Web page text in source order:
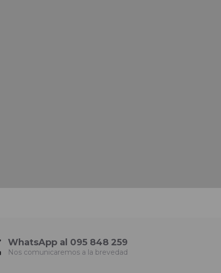
WhatsApp al 095 848 259
Nos comunicaremos a la brevedad